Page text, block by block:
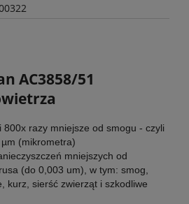
AC3858/51
800x razy mniejsze od smogu - czyli
(mikrometra)
mniejszych od
(do 0,003 um), w tym: smog,
kurz, sierść zwierząt i szkodliwe